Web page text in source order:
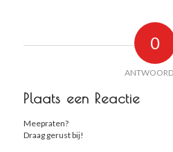
0
Plaats een Reactie
Meepraten?
Draag gerust bij!